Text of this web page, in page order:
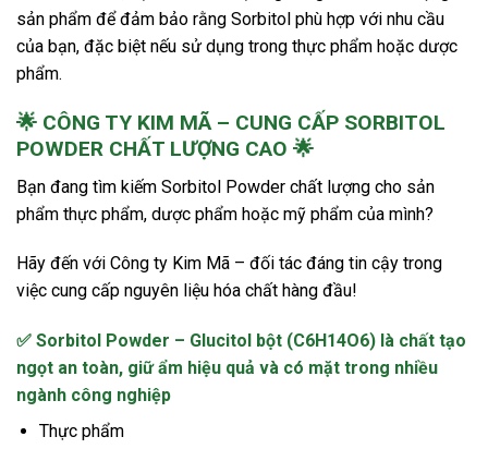
sản phẩm để đảm bảo rằng Sorbitol phù hợp với nhu cầu
của bạn, đặc biệt nếu sử dụng trong thực phẩm hoặc dược
phẩm.
🌟 CÔNG TY KIM MÃ – CUNG CẤP SORBITOL
POWDER CHẤT LƯỢNG CAO 🌟
Bạn đang tìm kiếm Sorbitol Powder chất lượng cho sản
phẩm thực phẩm, dược phẩm hoặc mỹ phẩm của mình?
Hãy đến với Công ty Kim Mã – đối tác đáng tin cậy trong
việc cung cấp nguyên liệu hóa chất hàng đầu!
✅ Sorbitol Powder – Glucitol bột (C6H14O6) là chất tạo
ngọt an toàn, giữ ẩm hiệu quả và có mặt trong nhiều
ngành công nghiệp
Thực phẩm